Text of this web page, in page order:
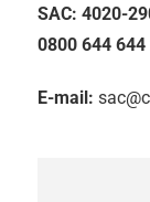
SAC: 4020-
0800 644 644
E-mail: